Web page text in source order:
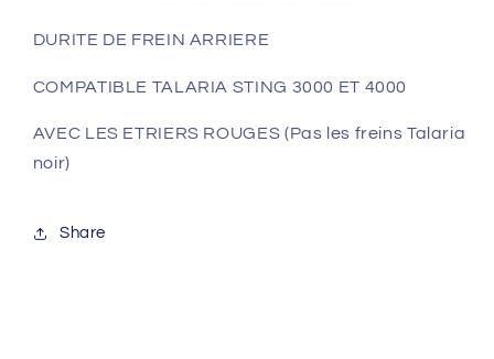
(étriers
(étriers
DURITE DE FREIN ARRIERE
COMPATIBLE TALARIA STING 3000 ET 4000
AVEC LES ETRIERS ROUGES (Pas les freins Talaria
noir)
Share